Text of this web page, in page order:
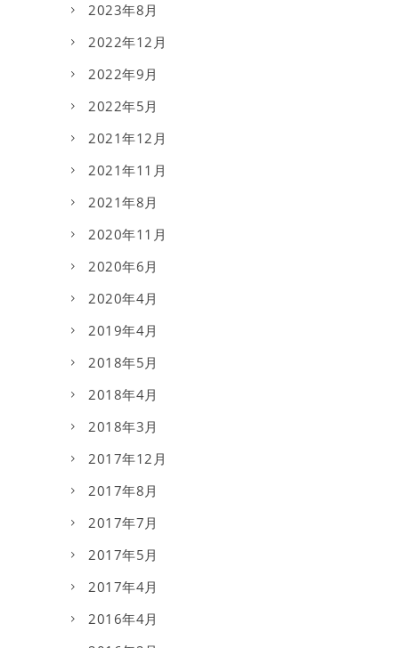
2023年8月
2022年12月
2022年9月
2022年5月
2021年12月
2021年11月
2021年8月
2020年11月
2020年6月
2020年4月
2019年4月
2018年5月
2018年4月
2018年3月
2017年12月
2017年8月
2017年7月
2017年5月
2017年4月
2016年4月